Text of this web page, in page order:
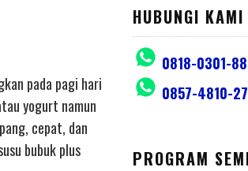
pada pagi hari
yogurt namun
cepat, dan
bubuk plus
HUBUNGI
0818-0301-
0857-4810-
PROGRAM